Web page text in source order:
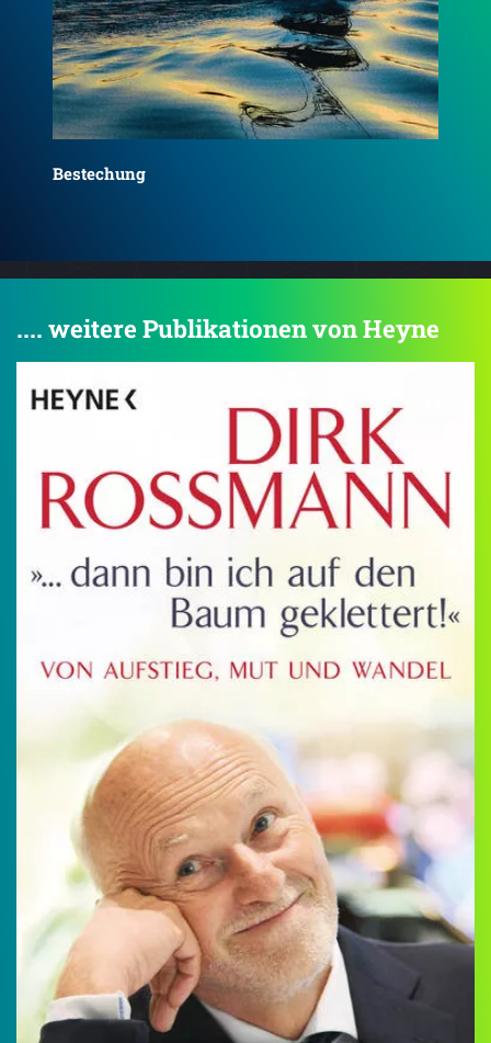
Das Bekenntnis
.... weitere Publikationen von Heyne